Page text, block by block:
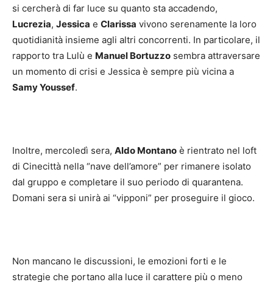
si cercherà di far luce su quanto sta accadendo,
Lucrezia, Jessica e Clarissa vivono serenamente la loro
quotidianità insieme agli altri concorrenti. In particolare, il
rapporto tra Lulù e Manuel Bortuzzo sembra attraversare
un momento di crisi e Jessica è sempre più vicina a
Samy Youssef.
Inoltre, mercoledì sera, Aldo Montano è rientrato nel loft
di Cinecittà nella “nave dell’amore” per rimanere isolato
dal gruppo e completare il suo periodo di quarantena.
Domani sera si unirà ai “vipponi” per proseguire il gioco.
Non mancano le discussioni, le emozioni forti e le
strategie che portano alla luce il carattere più o meno